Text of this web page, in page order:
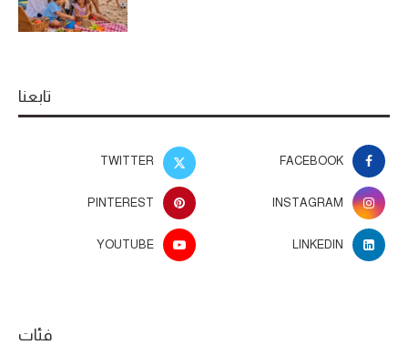
تابعنا
FACEBOOK
TWITTER
INSTAGRAM
PINTEREST
LINKEDIN
YOUTUBE
فئات